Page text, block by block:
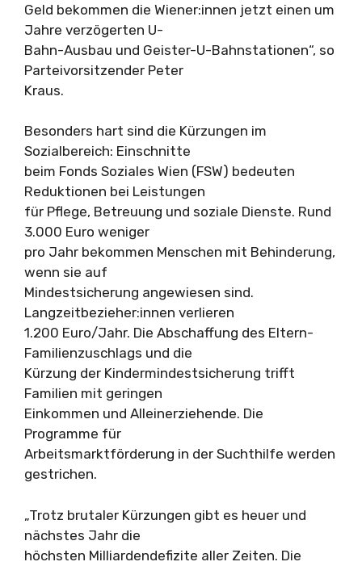
Geld bekommen die Wiener:innen jetzt einen um
Jahre verzögerten U-
Bahn-Ausbau und Geister-U-Bahnstationen“, so
Parteivorsitzender Peter
Kraus.
Besonders hart sind die Kürzungen im
Sozialbereich: Einschnitte
beim Fonds Soziales Wien (FSW) bedeuten
Reduktionen bei Leistungen
für Pflege, Betreuung und soziale Dienste. Rund
3.000 Euro weniger
pro Jahr bekommen Menschen mit Behinderung,
wenn sie auf
Mindestsicherung angewiesen sind.
Langzeitbezieher:innen verlieren
1.200 Euro/Jahr. Die Abschaffung des Eltern-
Familienzuschlags und die
Kürzung der Kindermindestsicherung trifft
Familien mit geringen
Einkommen und Alleinerziehende. Die
Programme für
Arbeitsmarktförderung in der Suchthilfe werden
gestrichen.
„Trotz brutaler Kürzungen gibt es heuer und
nächstes Jahr die
höchsten Milliardendefizite aller Zeiten. Die